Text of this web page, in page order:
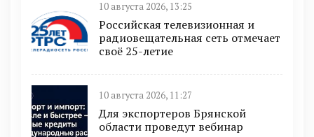
10 августа 2026, 13:25
Российская телевизионная и
радиовещательная сеть отмечает
своё 25-летие
10 августа 2026, 11:27
Для экспортеров Брянской
области проведут вебинар